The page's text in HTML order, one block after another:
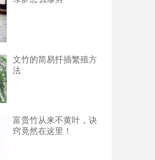
文竹的简易扦插繁殖方
法
富贵竹从来不黄叶，诀
窍竟然在这里！